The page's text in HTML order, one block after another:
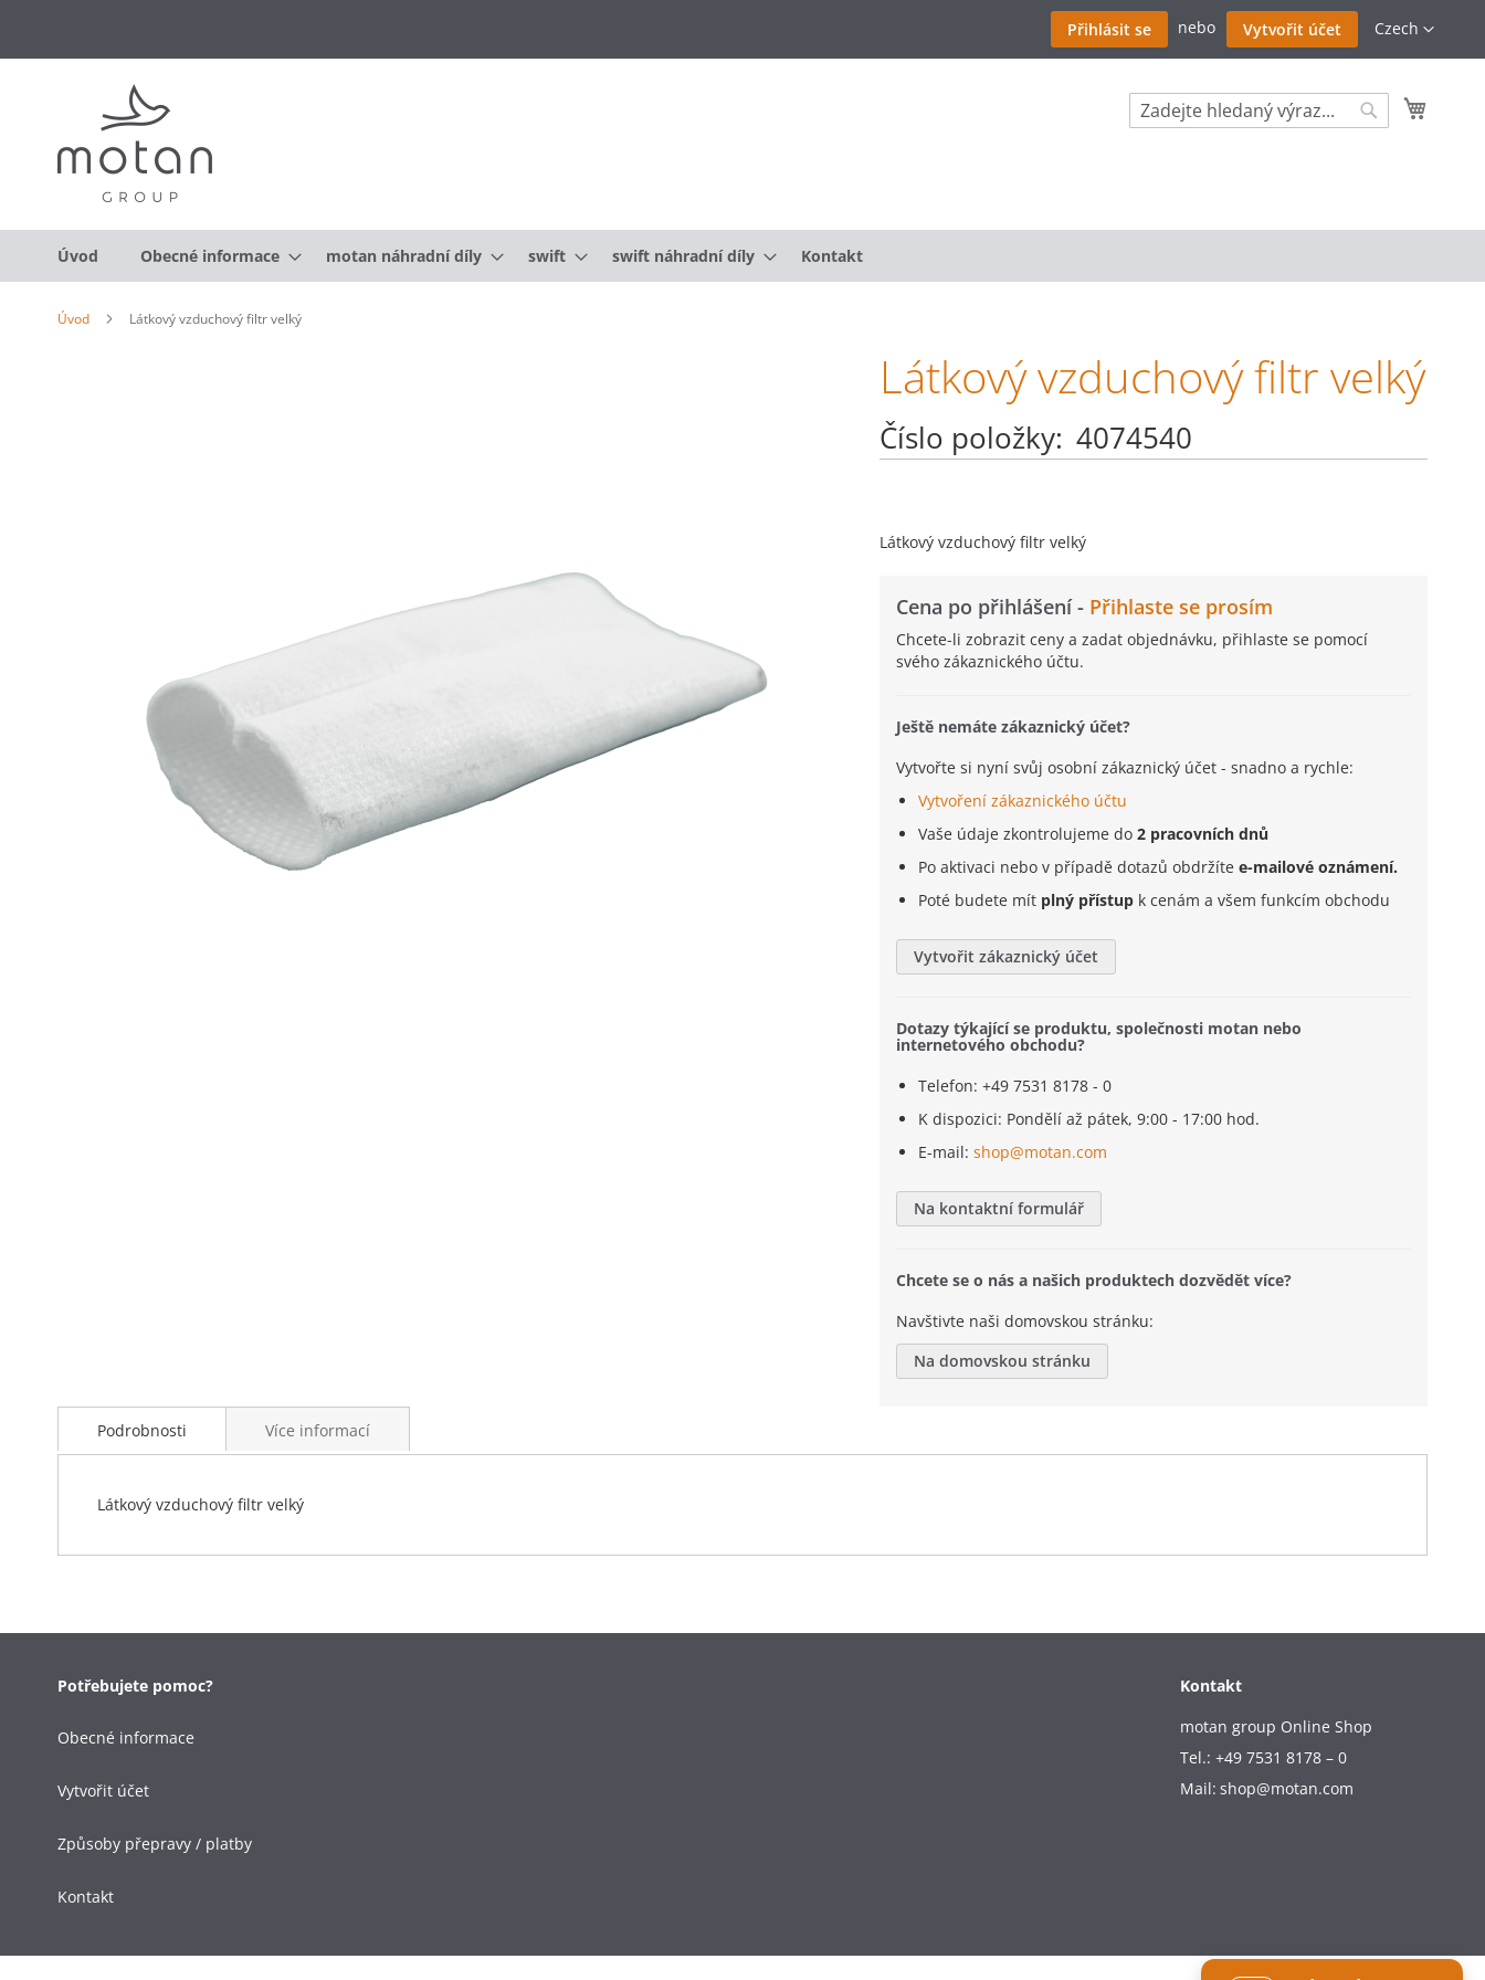
obsah
Jazyk
Czech
Přihlásit se Vytvořit účet
Search
Úvod Obecné informace motan náhradní díly swift swift náhradní díly Kontakt
Úvod Látkový vzduchový filtr velký
Látkový vzduchový filtr velký
Číslo položky 4074540
Látkový vzduchový filtr velký
Cena po přihlášení - Přihlaste se prosím
Chcete-li zobrazit ceny a zadat objednávku, přihlaste se pomocí
svého zákaznického účtu.
Ještě nemáte zákaznický účet?
Vytvořte si nyní svůj osobní zákaznický účet - snadno a rychle:
Vytvoření zákaznického účtu
Vaše údaje zkontrolujeme do 2 pracovních dnů
Po aktivaci nebo v případě dotazů obdržíte e-mailové oznámení.
Poté budete mít plný přístup k cenám a všem funkcím obchodu
Vytvořit zákaznický účet
Dotazy týkající se produktu, společnosti motan nebo
internetového obchodu?
Telefon: +49 7531 8178 - 0
K dispozici: Pondělí až pátek, 9:00 - 17:00 hod.
E-mail: shop@motan.com
Na kontaktní formulář
Chcete se o nás a našich produktech dozvědět více?
Navštivte naši domovskou stránku:
Na domovskou stránku
Podrobnosti
Látkový vzduchový filtr velký
Více informací
Potřebujete pomoc?
Obecné informace
Vytvořit účet
Způsoby přepravy / platby
Kontakt
Kontakt
motan group Online Shop
Tel.: +49 7531 8178 – 0
Mail: shop@motan.com